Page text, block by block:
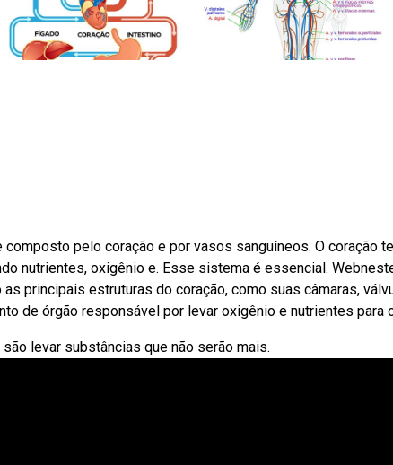
pelo coração e por vasos sanguíneos. O coração
nutrientes, oxigênio e. Esse sistema é essencial.
principais estruturas do coração, como suas câmaras,
de órgão responsável por levar oxigênio e nutrientes para
levar substâncias que não serão mais.